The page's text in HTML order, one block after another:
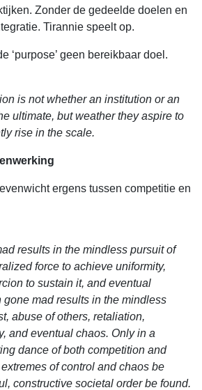
Zonder de gedeelde doelen en
Tirannie speelt op.
‘purpose’ geen bereikbaar doel.
is not whether an institution or an
ultimate, but weather they aspire to
rise in the scale.
ergens tussen competitie en
results in the mindless pursuit of
force to achieve uniformity,
to sustain it, and eventual
gone mad results in the mindless
abuse of others, retaliation,
and eventual chaos. Only in a
dance of both competition and
of control and chaos be
constructive societal order be found.